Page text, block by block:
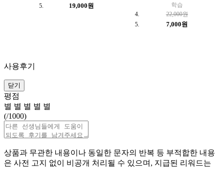
19,000원
학습
22,000원
7,000원
사용후기
닫기
평점
별 별 별 별 별
(/1000)
상품과 무관한 내용이나 동일한 문자의 반복 등 부적합한 내용
은 사전 고지 없이 비공개 처리될 수 있으며, 지급된 리워드는